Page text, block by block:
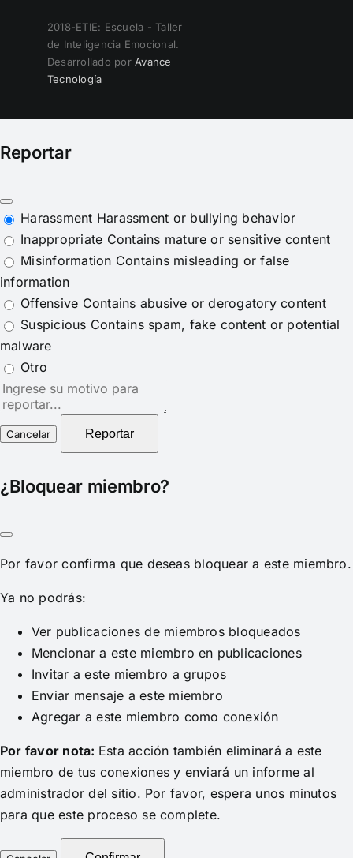
2018-ETIE: Escuela - Taller
de Inteligencia Emocional.
Desarrollado porAvance
Tecnología
Reportar
Harassment Harassment or bullying behavior
Inappropriate Contains mature or sensitive content
Misinformation Contains misleading or false
information
Offensive Contains abusive or derogatory content
Suspicious Contains spam, fake content or potential
malware
Otro
Nota
del
reporte
Reportar
¿Bloquear miembro?
Por favor confirma que deseas bloquear a este miembro.
Ya no podrás:
Ver publicaciones de miembros bloqueados
Mencionar a este miembro en publicaciones
Invitar a este miembro a grupos
Enviar mensaje a este miembro
Agregar a este miembro como conexión
Por favor nota: Esta acción también eliminará a este
miembro de tus conexiones y enviará un informe al
administrador del sitio. Por favor, espera unos minutos
para que este proceso se complete.